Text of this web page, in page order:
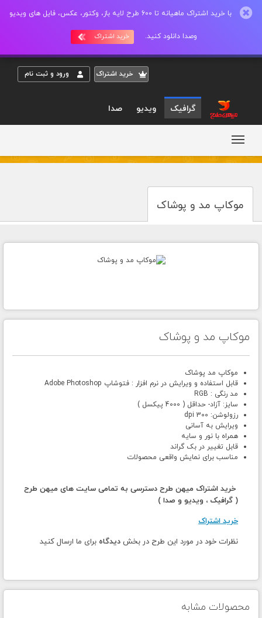
با خرید اشتراک ماهیانه تا 600 طرح لایه باز، وکتور، عکس، فایل های ویدیو
وصدا دانلود کنید. خرید اشتراک
خريد اشتراک ورود و ثبت نام
گرافیک ویدیو صدا
موکاپ مد و پوشاک
موکاپ مد و پوشاک
موکاپ مد پوشاک
قابل استفاده و ویرایش در نرم افزار : فتوشاپ Adobe Photoshop
مد رنگی : RGB
سایز: آزاد- حداقل ( 4000 پیکسل )
رزولوشن: 300 dpi
ویرایش به آسانی
همراه با نور و سایه
قابل تغییر در بک گراند
مناسب برای نمایش واقعی محصولات
خرید اشتراک میهن طرح دسترسی به تمامی سایت های میهن طرح
( گرافیک ، ویدیو و صدا )
خرید اشتراک
نظرات خود در مورد این طرح در بخش دیدگاه برای ما ارسال کنید
محصولات مشابه